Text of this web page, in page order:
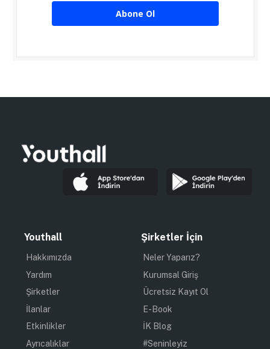
Abone Ol
Youthall
Hakkımızda
Yardım
Şirketler
İlanlar
Etkinlikler
Ayrıcalıklar
Şirketler İçin
Neler Yaparız?
Kurumsal Giriş
Ücretsiz Kayıt Ol
E-Book
İK Blog
#Seninleyiz